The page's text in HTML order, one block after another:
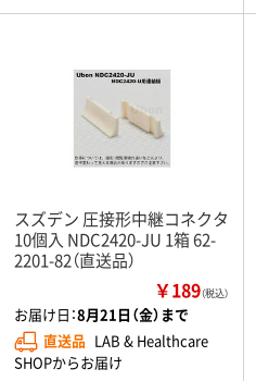
スズデン 圧接形中継コネクタ
10個入 NDC2420-JU 1箱 62-
2201-82（直送品）
￥189（税込）
お届け日：8月21日（金）まで
直送品 LAB & Healthcare
SHOPからお届け